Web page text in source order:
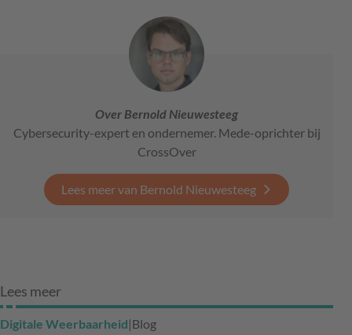
Over Bernold Nieuwesteeg
Cybersecurity-expert en ondernemer. Mede-oprichter bij
CrossOver
Lees meer van Bernold Nieuwesteeg
Lees meer
Digitale Weerbaarheid|Blog